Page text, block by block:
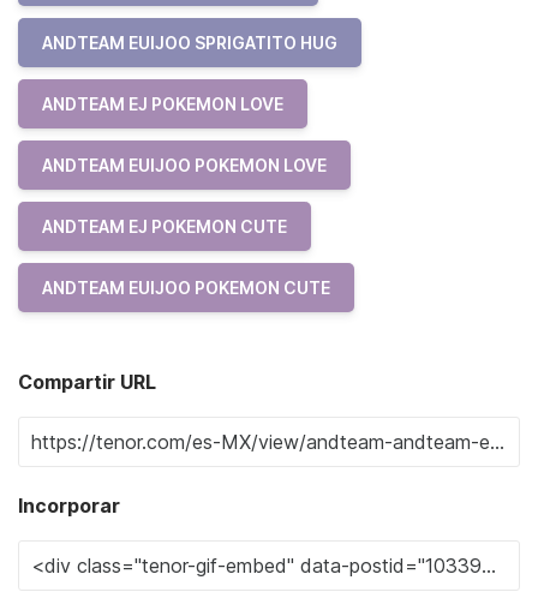
ANDTEAM EUIJOO SPRIGATITO HUG
ANDTEAM EJ POKEMON LOVE
ANDTEAM EUIJOO POKEMON LOVE
ANDTEAM EJ POKEMON CUTE
ANDTEAM EUIJOO POKEMON CUTE
Compartir URL
Incorporar